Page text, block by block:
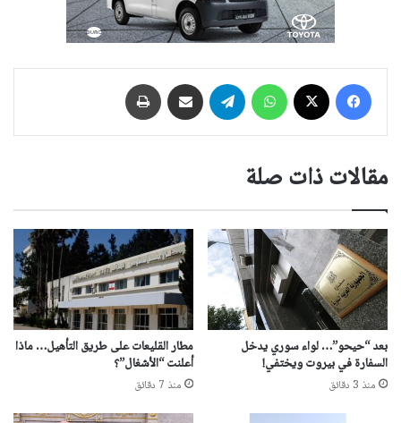
فيسبوك واتساب تيلقرام مشاركة عبر البريد
مقالات ذات صلة
بعد “حيحو”… لواء سوري يدخل
السفارة في بيروت ويختفي!
منذ 3 دقائق
مطار القليعات على طريق التأهيل… ماذا
أعلنت “الأشغال”؟
منذ 7 دقائق